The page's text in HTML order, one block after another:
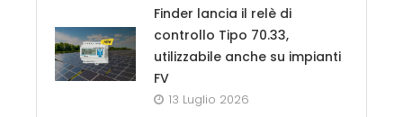
Finder lancia il relè di
controllo Tipo 70.33,
utilizzabile anche su impianti
FV
13 Luglio 2026